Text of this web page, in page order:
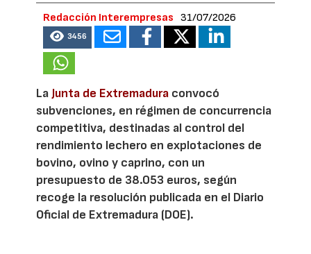
Redacción Interempresas 31/07/2026
3456
La Junta de Extremadura convocó
subvenciones, en régimen de concurrencia
competitiva, destinadas al control del
rendimiento lechero en explotaciones de
bovino, ovino y caprino, con un
presupuesto de 38.053 euros, según
recoge la resolución publicada en el Diario
Oficial de Extremadura (DOE).